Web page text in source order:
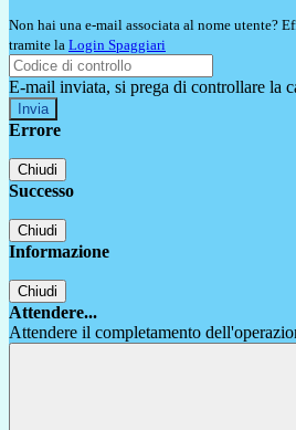
Non hai una e-mail associata al nome utente?
tramite la Login Spaggiari
E-mail inviata, si prega di controllare la
Errore
Chiudi
Successo
Chiudi
Informazione
Chiudi
Attendere...
Attendere il completamento